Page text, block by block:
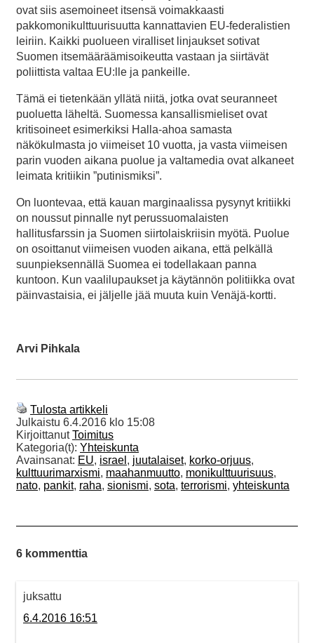
ovat siis asemoineet itsensä voimakkaasti
pakkomonikulttuurisuutta kannattavien EU-federalistien
leiriin. Kaikki puolueen viralliset linjaukset sotivat
Suomen itsemääräämisoikeutta vastaan ja siirtävät
poliittista valtaa EU:lle ja pankeille.
Tämä ei tietenkään yllätä niitä, jotka ovat seuranneet
puoluetta läheltä. Suomessa kansallismieliset ovat
kritisoineet esimerkiksi Halla-ahoa samasta
näkökulmasta jo viimeiset 10 vuotta, ja vasta viimeisen
parin vuoden aikana puolue ja valtamedia ovat alkaneet
leimata kritiikin ”putinismiksi”.
On luontevaa, että kauan marginaalissa pysynyt kritiikki
on noussut pinnalle nyt perussuomalaisten
hallitusfarssin ja Suomen siirtolaiskriisin myötä. Puolue
on osoittanut viimeisen vuoden aikana, että pelkällä
suunpieksennällä Suomea ei todellakaan panna
kuntoon. Kun vaalilupaukset ja käytännön politiikka ovat
päinvastaisia, ei jäljelle jää muuta kuin Venäjä-kortti.
Arvi Pihkala
Tulosta artikkeli
Julkaistu 6.4.2016 klo 15:08
KirjoittanutToimitus
Kategoria(t): Yhteiskunta
Avainsanat: EU, israel , juutalaiset, korko-orjuus,
kulttuurimarxismi, maahanmuutto, monikulttuurisuus,
nato, pankit, raha, sionismi, sota, terrorismi, yhteiskunta
6 kommenttia
juksattu
6.4.2016 16:51